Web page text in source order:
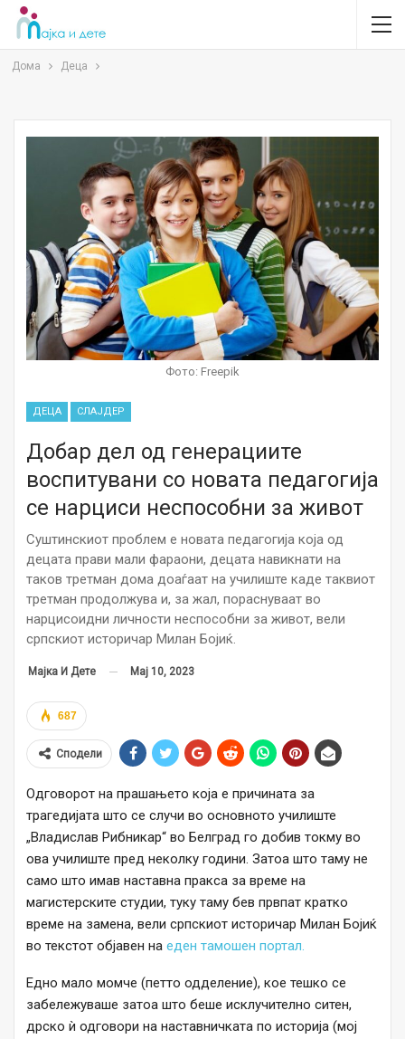
Дома Деца
Фото: Freepik
ДЕЦА СЛАЈДЕР
Добар дел од генерациите
воспитувани со новата педагогија
се нарциси неспособни за живот
Суштинскиот проблем е новата педагогија која од
децата прави мали фараони, децата навикнати на
таков третман дома доаѓаат на училиште каде таквиот
третман продолжува и, за жал, пораснуваат во
нарцисоидни личности неспособни за живот, вели
српскиот историчар Милан Бојиќ.
Мајка И Дете Мај 10, 2023
687
Сподели
Одговорот на прашањето која е причината за
трагедијата што се случи во основното училиште
„Владислав Рибникар“ во Белград го добив токму во
ова училиште пред неколку години. Затоа што таму не
само што имав наставна пракса за време на
магистерските студии, туку таму бев првпат кратко
време на замена, вели српскиот историчар Милан Бојиќ
во текстот објавен на еден тамошен портал.
Едно мало момче (петто одделение), кое тешко се
забележуваше затоа што беше исклучително ситен,
дрско ѝ одговори на наставничката по историја (мој